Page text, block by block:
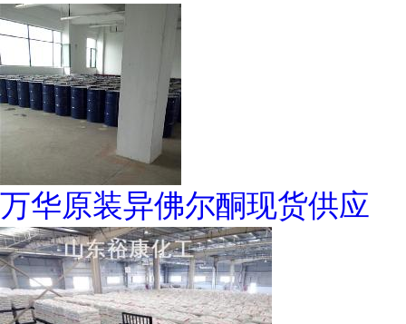
万华原装异佛尔酮现货供应